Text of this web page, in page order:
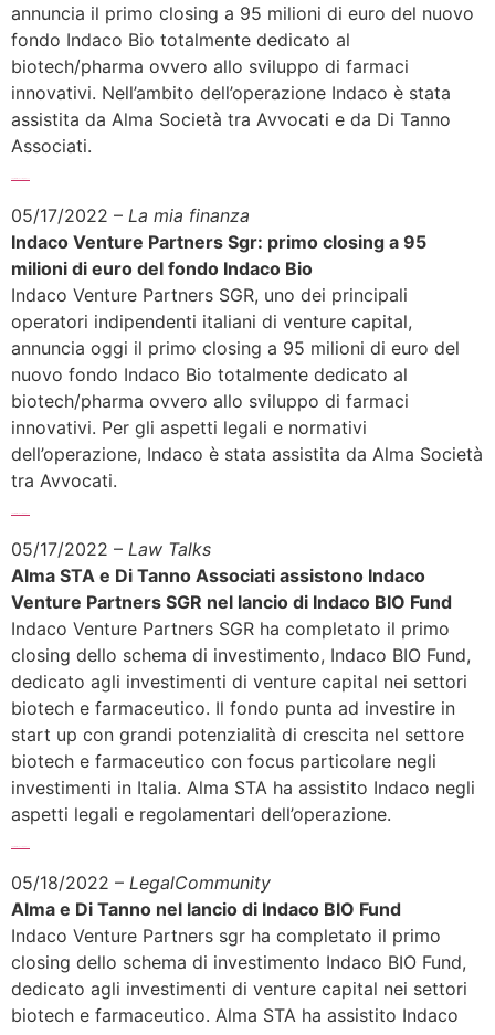
annuncia il primo closing a 95 milioni di euro del nuovo
fondo Indaco Bio totalmente dedicato al
biotech/pharma ovvero allo sviluppo di farmaci
innovativi. Nell’ambito dell’operazione Indaco è stata
assistita da Alma Società tra Avvocati e da Di Tanno
Associati.
05/17/2022 – La mia finanza
Indaco Venture Partners Sgr: primo closing a 95
milioni di euro del fondo Indaco Bio
Indaco Venture Partners SGR, uno dei principali
operatori indipendenti italiani di venture capital,
annuncia oggi il primo closing a 95 milioni di euro del
nuovo fondo Indaco Bio totalmente dedicato al
biotech/pharma ovvero allo sviluppo di farmaci
innovativi. Per gli aspetti legali e normativi
dell’operazione, Indaco è stata assistita da Alma Società
tra Avvocati.
05/17/2022 – Law Talks
Alma STA e Di Tanno Associati assistono Indaco
Venture Partners SGR nel lancio di Indaco BIO Fund
Indaco Venture Partners SGR ha completato il primo
closing dello schema di investimento, Indaco BIO Fund,
dedicato agli investimenti di venture capital nei settori
biotech e farmaceutico. Il fondo punta ad investire in
start up con grandi potenzialità di crescita nel settore
biotech e farmaceutico con focus particolare negli
investimenti in Italia. Alma STA ha assistito Indaco negli
aspetti legali e regolamentari dell’operazione.
05/18/2022 – LegalCommunity
Alma e Di Tanno nel lancio di Indaco BIO Fund
Indaco Venture Partners sgr ha completato il primo
closing dello schema di investimento Indaco BIO Fund,
dedicato agli investimenti di venture capital nei settori
biotech e farmaceutico. Alma STA ha assistito Indaco